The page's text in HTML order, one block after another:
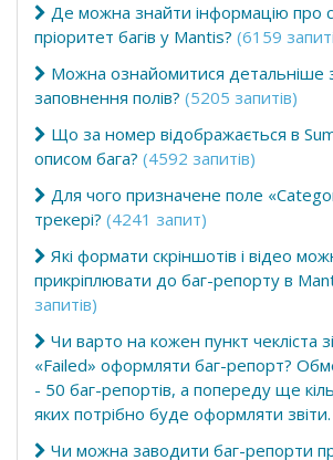
Де можна знайти інформацію про
пріоритет багів у Mantis? (6159
Можна ознайомитися детальніше
заповнення полів? (5205 запитів)
Що за номер відображається в
описом бага? (4592 запитів)
Для чого призначене поле
трекері? (4241 запит)
Які формати скріншотів і відео
прикріплювати до баг-репорту в
запитів)
Чи варто на кожен пункт чекліста
«Failed» оформляти баг-репорт?
- 50 баг-репортів, а попереду ще
яких потрібно буде оформляти звіти.
Чи можна заводити баг-репорти